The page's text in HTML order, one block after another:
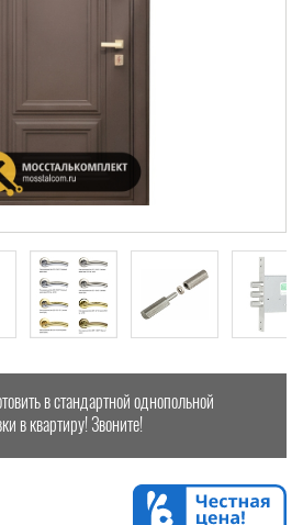
в стандартной однопольной
в квартиру! Звоните!